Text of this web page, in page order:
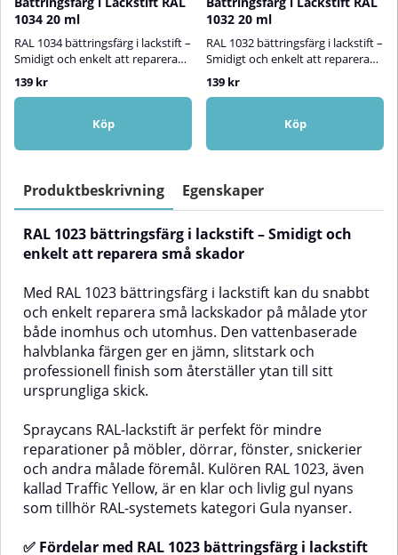
1034 20 ml
RAL 1034 bättringsfärg i lackstift –
Smidigt och enkelt att reparera
små skadorMed RAL 1034
bättringsfärg i lackstift kan du
snabbt och enkelt reparera små
lackskador på målade ytor både
vattenbaserade halvblanka
professionell finish som
RAL-lackstift är perfekt för mindre
reparationer på möbler, dörrar,
fönster, snickerier och andra
målade föremål. Kulören RAL
1034, även kallad Pastel Yellow, är
en mjuk och varm gul ton som
tillhör RAL-systemets kategori
Gula nyanser.✅ Fördelar med
RAL 1034 bättringsfärg i
lackstiftEnkel att använda – färdig
att applicera med inbyggd
miljövänlig och lätt att
rengöraGer en jämn och naturlig
halvblank finish (ca 40 glans)Lång
hållbarhet och god
täckförmågaPassar många olika
typer av
smidiga penselflaskan med RAL
139 kr
Köp
1032 20 ml
RAL 1032 bättringsfärg i lackstift –
Smidigt och enkelt att reparera
små skadorMed RAL 1032
bättringsfärg i lackstift kan du
snabbt och enkelt reparera små
lackskador på målade ytor både
vattenbaserade halvblanka
professionell finish som
återställer ytan till sitt
RAL-lackstift är perfekt för mindre
reparationer på möbler, dörrar,
målade föremål. Kulören RAL
1032, även kallad Broom Yellow,
är en varm och intensiv gul nyans
som tillhör RAL-systemets
kategori Gula nyanser.✅ Fördelar
med RAL 1032 bättringsfärg i
lackstiftEnkel att använda – färdig
miljövänlig och lätt att
rengöraGer en jämn och naturlig
halvblank finish (ca 40 glans)Lång
hållbarhet och hög
täckförmågaPassar många olika
typer av
smidiga penselflaskan med RAL
139 kr
Köp
Produktbeskrivning Egenskaper
RAL 1023 bättringsfärg i lackstift – Smidigt och
enkelt att reparera små skador
Med RAL 1023 bättringsfärg i lackstift kan du snabbt
och enkelt reparera små lackskador på målade ytor
både inomhus och utomhus. Den vattenbaserade
halvblanka färgen ger en jämn, slitstark och
professionell finish som återställer ytan till sitt
ursprungliga skick.
Spraycans RAL-lackstift är perfekt för mindre
reparationer på möbler, dörrar, fönster, snickerier
och andra målade föremål. Kulören RAL 1023, även
kallad Traffic Yellow, är en klar och livlig gul nyans
som tillhör RAL-systemets kategori Gula nyanser.
✅ Fördelar med RAL 1023 bättringsfärg i lackstift